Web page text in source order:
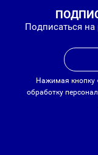
Подписаться
Нажимая кнопку
обработку